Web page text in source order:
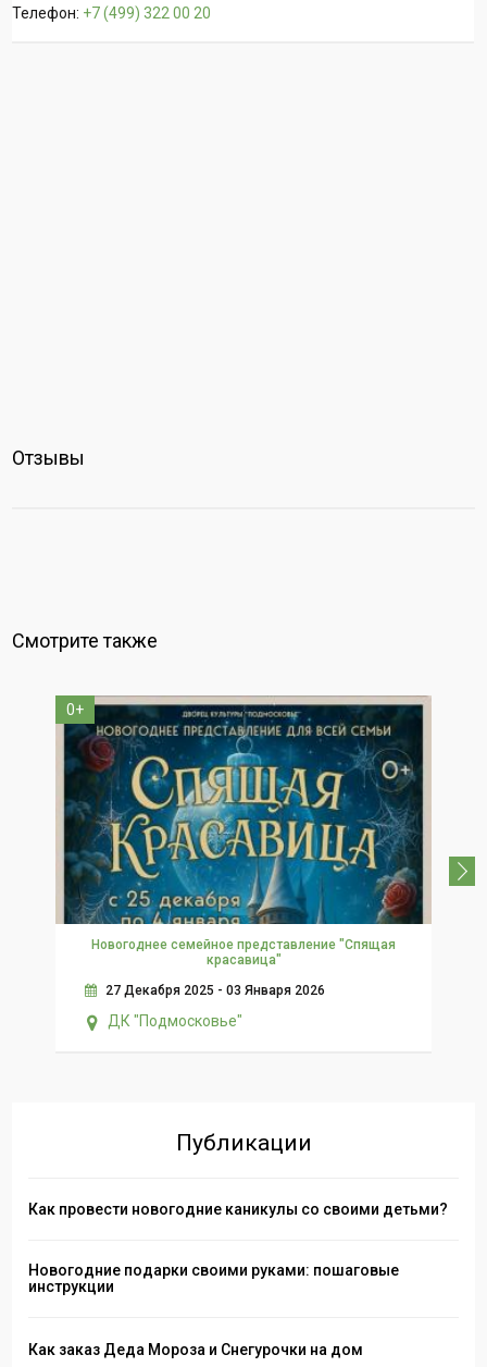
Телефон: +7 (499) 322 00 20
Отзывы
Смотрите также
0+
Новогоднее семейное представление "Спящая
красавица"
27 Декабря 2025 - 03 Января 2026
ДК "Подмосковье"
Публикации
Как провести новогодние каникулы со своими детьми?
Новогодние подарки своими руками: пошаговые
инструкции
Как заказ Деда Мороза и Снегурочки на дом